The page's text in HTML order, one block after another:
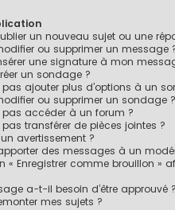
un nouveau sujet ou une
ou supprimer un message
une signature à mon
un sondage ?
ajouter plus d’options à un
ou supprimer un sondage ?
accéder à un forum ?
transférer de pièces jointes ?
avertissement ?
des messages à un
« Enregistrer comme brouillon »
a-t-il besoin d’être approuvé ?
mes sujets ?